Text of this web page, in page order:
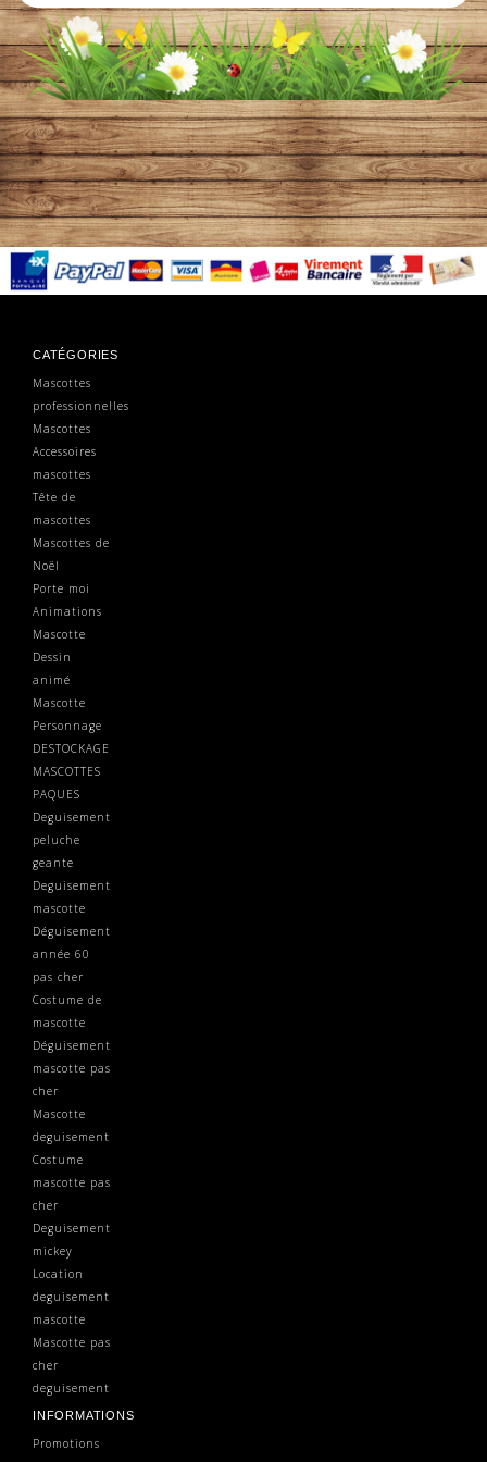
CATÉGORIES
Mascottes
professionnelles
Mascottes
Accessoires
mascottes
Tête de
mascottes
Mascottes de
Noël
Porte moi
Animations
Mascotte
Dessin
animé
Mascotte
Personnage
DESTOCKAGE
MASCOTTES
PAQUES
Deguisement
peluche
geante
Deguisement
mascotte
Déguisement
année 60
pas cher
Costume de
mascotte
Déguisement
mascotte pas
cher
Mascotte
deguisement
Costume
mascotte pas
cher
Deguisement
mickey
Location
deguisement
mascotte
Mascotte pas
cher
deguisement
INFORMATIONS
Promotions